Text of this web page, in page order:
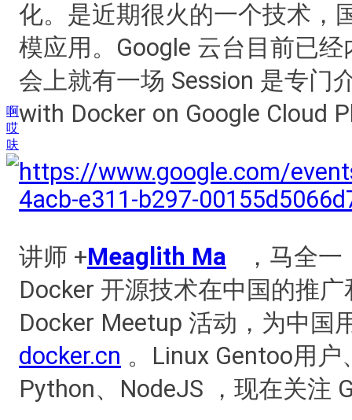
啊
哎
呋
化。是近期很火的一个技术，
模应用。Google 云台目前已
会上就有一场 Session 是专门
with Docker on Google Cloud
https://www.google.com/
4acb-e311-b297-
讲师 +Meaglith Ma ，马全一
Docker 开源技术在中国的推
Docker Meetup 活动，为中国
docker.cn 。Linux Gentoo用
Python、NodeJS ，现在关注